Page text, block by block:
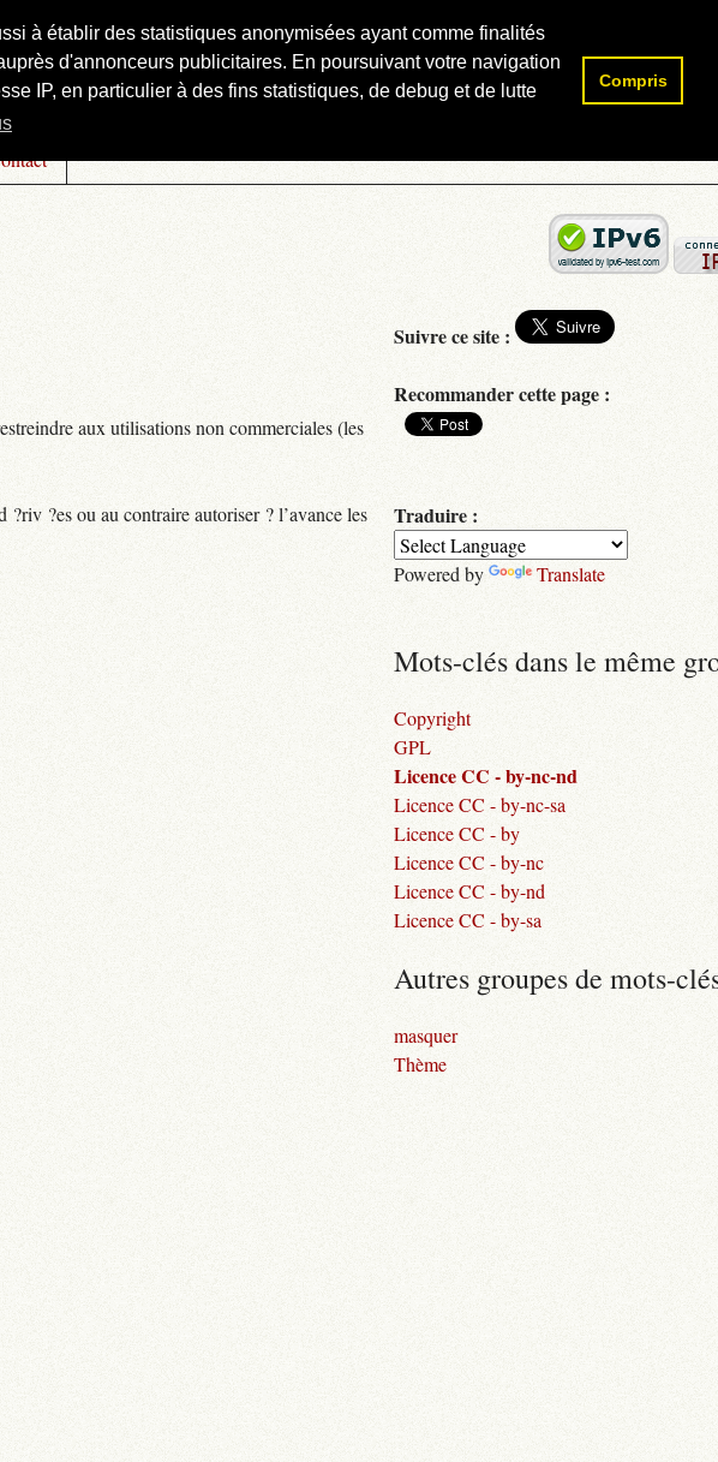
à établir des statistiques anonymisées ayant comme finalités
d'annonceurs publicitaires. En poursuivant votre navigation
IP, en particulier à des fins statistiques, de debug et de lutte
Compris
aux utilisations non commerciales (les
?es ou au contraire autoriser ? l’avance les
Suivre ce site :
Recommander cette page :
Traduire :
Powered by Translate
Rechercher :
Mots-clés dans le même
Copyright
GPL
Licence CC - by-nc-nd
Licence CC - by-nc-sa
Licence CC - by
Licence CC - by-nc
Licence CC - by-nd
Licence CC - by-sa
Autres groupes de mots-
masquer
Thème